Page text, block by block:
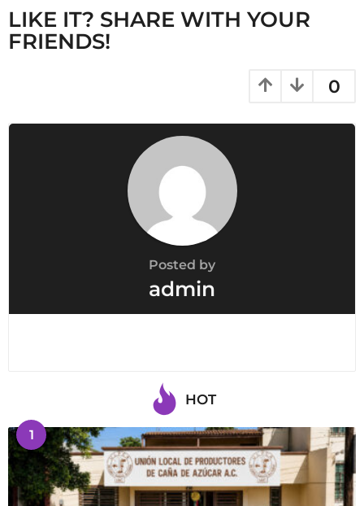
n
a
t
n
LIKE IT? SHARE WITH YOUR
FRIENDS!
0
Posted by
admin
HOT
1